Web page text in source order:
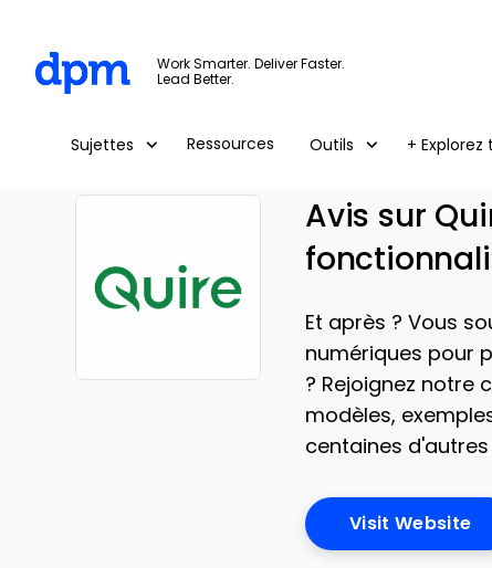
Skip to main content
Work Smarter. Deliver Faster.
Lead Better.
Sujettes Ressources Outils + Explorez
Avis sur
Et après ? Vous
numériques pour
? Rejoignez notre
modèles,
centaines
Visit Website